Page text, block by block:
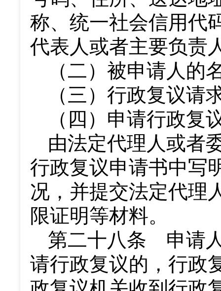
称、统一社会信用代
代表人或者主要负责
（二）被申请人的
（三）行政复议请
（四）申请行政复
由法定代理人或者
行政复议申请书中写
况，并提交法定代理
限证明等材料。
第二十八条 申请
请行政复议的，行政